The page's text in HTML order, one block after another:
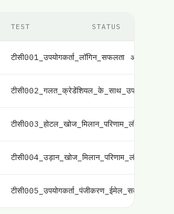
TEST STATUS
टीसी001_उपयोगकर्ता_लॉगिन_सफलता असफल
टीसी003_होटल_खोज_मिलान_परिणाम_लौटाता_है
टीसी004_उड़ान_खोज_मिलान_परिणाम_लौटाता_है
टीसी005_उपयोगकर्ता_पंजीकरण_ईमेल_सत्यापन